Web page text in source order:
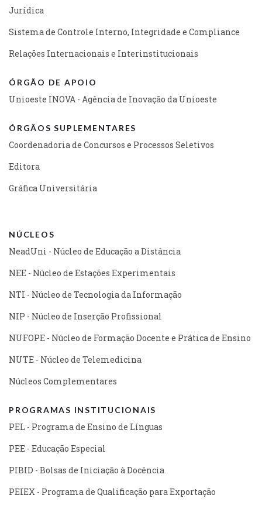
Jurídica
Sistema de Controle Interno, Integridade e Compliance
Relações Internacionais e Interinstitucionais
ÓRGÃO DE APOIO
Unioeste INOVA - Agência de Inovação da Unioeste
ÓRGÃOS SUPLEMENTARES
Coordenadoria de Concursos e Processos Seletivos
Editora
Gráfica Universitária
NÚCLEOS
NeadUni - Núcleo de Educação a Distância
NEE - Núcleo de Estações Experimentais
NTI - Núcleo de Tecnologia da Informação
NIP - Núcleo de Inserção Profissional
NUFOPE - Núcleo de Formação Docente e Prática de Ensino
NUTE - Núcleo de Telemedicina
Núcleos Complementares
PROGRAMAS INSTITUCIONAIS
PEL - Programa de Ensino de Línguas
PEE - Educação Especial
PIBID - Bolsas de Iniciação à Docência
PEIEX - Programa de Qualificação para Exportação